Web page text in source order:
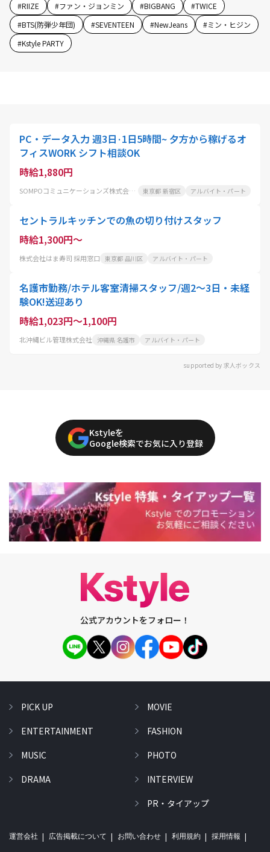
#RIIZE #ファン・ジョンミン #BIGBANG #TWICE
#BTS(防弾少年団) #SEVENTEEN #NewJeans #ミン・ヒジン
#Kstyle PARTY
PC・データ入力 週3日·1日5時間~ 夕方から稼げるオ
フィスWORK シフト相談OK
時給1,880円
SOMPOコミュニケーションズ株式会社 東京センター 東京都 新宿区 アルバイト・パート
セントラルキッチンでの魚の切り付けスタッフ
時給1,300円～
株式会社はま寿司 採用窓口 東京都 品川区 アルバイト・パート
名護市勤務/ホテル客室清掃スタッフ/週2〜3日・未経
験OK!送迎あり
時給1,023円～1,100円
北沖縄ビル管理株式会社 沖縄県 名護市 アルバイト・パート
supported by 求人ボックス
Kstyleを
Google検索でお気に入り登録
公式アカウントをフォロー！
PICK UP
ENTERTAINMENT
MUSIC
DRAMA
MOVIE
FASHION
PHOTO
INTERVIEW
PR・タイアップ
運営会社 広告掲載について お問い合わせ 利用規約 採用情報